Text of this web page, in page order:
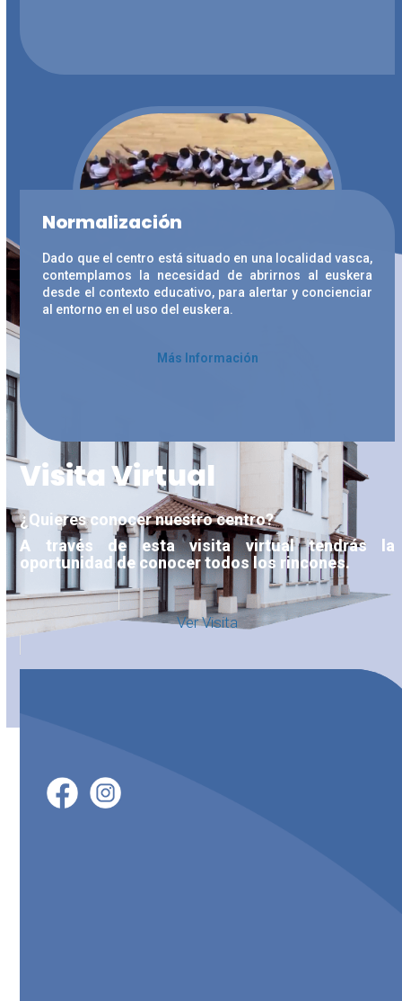
Normalización
Dado que el centro está situado en una localidad vasca,
contemplamos la necesidad de abrirnos al euskera
desde el contexto educativo, para alertar y concienciar
al entorno en el uso del euskera.
Más Información
Visita Virtual
¿Quieres conocer nuestro centro?
A través de esta visita virtual tendrás la
oportunidad de conocer todos los rincones.
Ver Visita